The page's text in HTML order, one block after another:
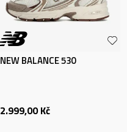
NEW BALANCE 530
2.999,00 Kč